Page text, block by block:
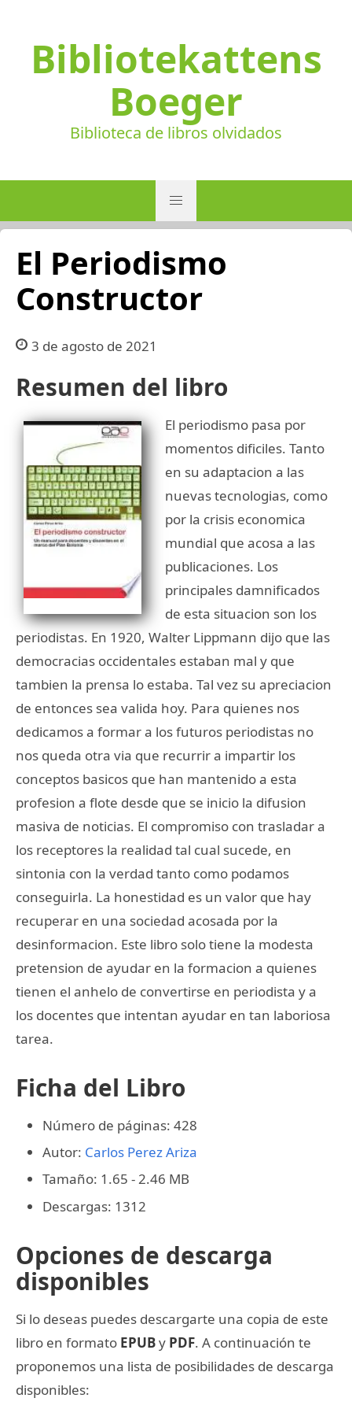
Bibliotekattens
Boeger
Biblioteca de libros olvidados
El Periodismo
Constructor
3 de agosto de 2021
Resumen del libro
El periodismo pasa por
momentos dificiles. Tanto
en su adaptacion a las
nuevas tecnologias, como
por la crisis economica
mundial que acosa a las
publicaciones. Los
principales damnificados
de esta situacion son los
periodistas. En 1920, Walter Lippmann dijo que las
democracias occidentales estaban mal y que
tambien la prensa lo estaba. Tal vez su apreciacion
de entonces sea valida hoy. Para quienes nos
dedicamos a formar a los futuros periodistas no
nos queda otra via que recurrir a impartir los
conceptos basicos que han mantenido a esta
profesion a flote desde que se inicio la difusion
masiva de noticias. El compromiso con trasladar a
los receptores la realidad tal cual sucede, en
sintonia con la verdad tanto como podamos
conseguirla. La honestidad es un valor que hay
recuperar en una sociedad acosada por la
desinformacion. Este libro solo tiene la modesta
pretension de ayudar en la formacion a quienes
tienen el anhelo de convertirse en periodista y a
los docentes que intentan ayudar en tan laboriosa
tarea.
Ficha del Libro
Número de páginas: 428
Autor: Carlos Perez Ariza
Tamaño: 1.65 - 2.46 MB
Descargas: 1312
Opciones de descarga
disponibles
Si lo deseas puedes descargarte una copia de este
libro en formato EPUBy PDF. A continuación te
proponemos una lista de posibilidades de descarga
disponibles: